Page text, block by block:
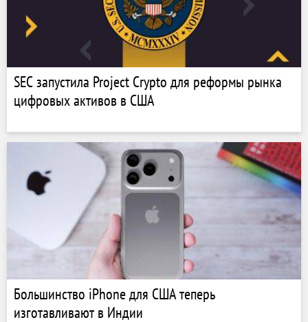
SEC запустила Project Crypto для реформы рынка
цифровых активов в США
Большинство iPhone для США теперь
изготавливают в Индии